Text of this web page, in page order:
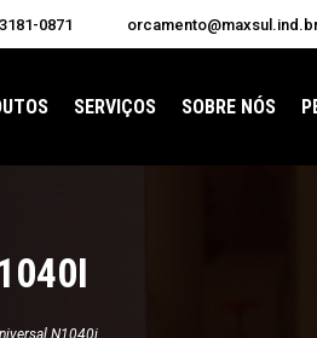
0871
SERVIÇOS SOBRE NÓS
N1040i